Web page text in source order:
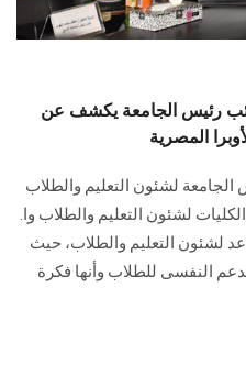
الخريجين
الزائـرون
رئيس الجامعة يكشف عن
المصرية
لشئون التعليم والطلاب
لشئون التعليم والطلاب وا.
لشئون التعليم والطلاب، حيث
النفسى للطلاب وأنها فكرة